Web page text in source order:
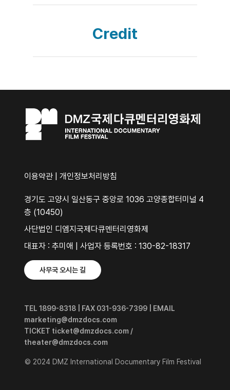
Credit
이용약관 개인정보처리방침
경기도 고양시 일산동구 중앙로 1036 고양종합터미널 4
층 (10450)
사단법인 디엠지국제다큐멘터리영화제
대표자 : 추미애 | 사업자 등록번호 : 130-82-18317
사무국 오시는 길
TEL 1899-8318 | FAX 031-936-7399 | EMAIL
marketing@dmzdocs.com
TICKET ticket@dmzdocs.com /
theater@dmzdocs.com
© 2024 DMZ International Documentary Film Festival